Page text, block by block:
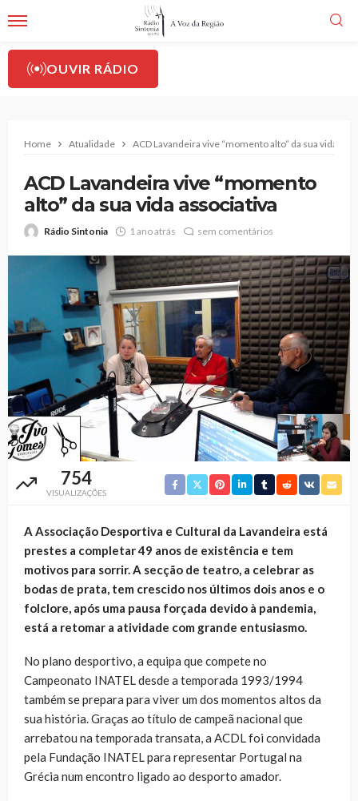
OUVIR RÁDIO
Home Atualidade ACD Lavandeira vive “momento alto” da sua vida
ACD Lavandeira vive “momento
alto” da sua vida associativa
Rádio Sintonia 1 ano atrás sem comentários
754
VISUALIZAÇÕES
A Associação Desportiva e Cultural da Lavandeira está
prestes a completar 49 anos de existência e tem
motivos para sorrir. A secção de teatro, a celebrar as
bodas de prata, tem crescido nos últimos dois anos e o
folclore, após uma pausa forçada devido à pandemia,
está a retomar a atividade com grande entusiasmo.
No plano desportivo, a equipa que compete no
Campeonato INATEL desde a temporada 1993/1994
também se prepara para viver um dos momentos altos da
sua história. Graças ao título de campeã nacional que
arrebatou na temporada transata, a ACDL foi convidada
pela Fundação INATEL para representar Portugal na
Grécia num encontro ligado ao desporto amador.